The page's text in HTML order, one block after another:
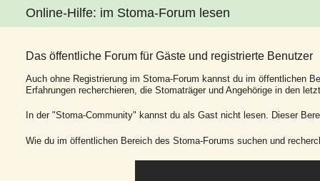
Online-Hilfe: im Stoma-Forum lesen
Das öffentliche Forum für Gäste und registrierte Benutzer
Auch ohne Registrierung im Stoma-Forum kannst du im öffentlichen
Erfahrungen recherchieren, die Stomaträger und Angehörige in den
In der "Stoma-Community" kannst du als Gast nicht lesen. Dieser
Wie du im öffentlichen Bereich des Stoma-Forums suchen und